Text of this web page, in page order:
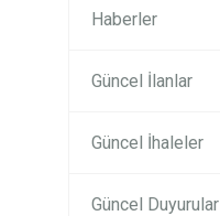
Haberler
Güncel İlanlar
Güncel İhaleler
Güncel Duyurular